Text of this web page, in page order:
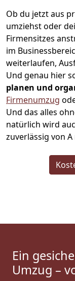
Ob du jetzt aus
umziehst oder
Firmensitzes
im
weiterlaufen,
Und genau hier
planen und
Firmenumzug
Und das alles
natürlich wird
zuverlässig von
Ein
Umzug –